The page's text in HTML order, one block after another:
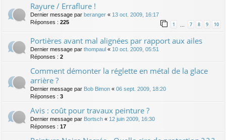
Rayure / Erraflure !
Dernier message par beranger « 13 oct. 2009, 16:17
Réponses : 225 1 7 8 9 10
Portières avant mal alignées par rapport aux ailes
Dernier message par thompaul « 10 oct. 2009, 05:51
Réponses : 2
Comment démonter la réglette en métal de la glace
arrière ?
Dernier message par Bob Bimon « 06 sept. 2009, 18:20
Réponses : 3
Avis : coût pour travaux peinture ?
Dernier message par Bortsch « 12 juin 2009, 16:30
Réponses : 17